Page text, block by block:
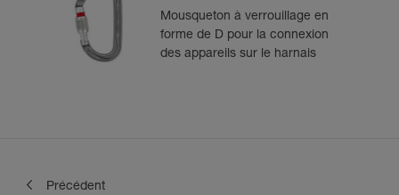
Mousqueton à verrouillage en
forme de D pour la connexion
des appareils sur le harnais
Précédent